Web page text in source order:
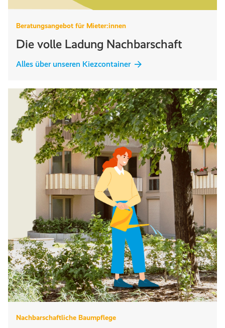
Beratungsangebot für Mieter:innen
Die volle Ladung Nachbarschaft
Alles über unseren Kiezcontainer
Nachbarschaftliche Baumpflege